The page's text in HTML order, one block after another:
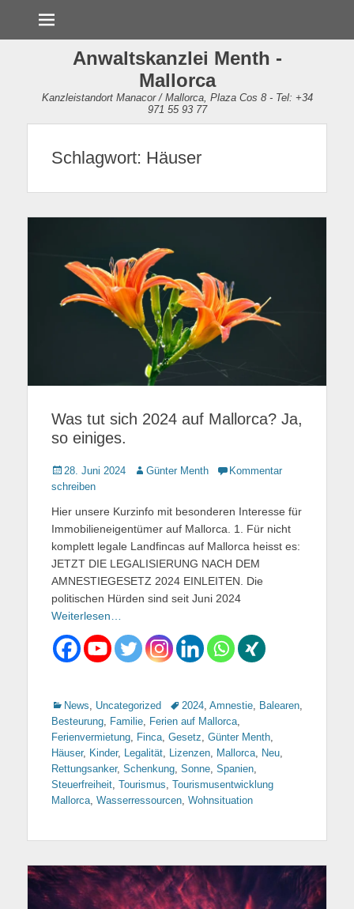
Anwaltskanzlei Menth -
Mallorca
Kanzleistandort Manacor / Mallorca, Plaza Cos 8 - Tel: +34
971 55 93 77
Schlagwort: Häuser
Was tut sich 2024 auf Mallorca? Ja,
so einiges.
Gepostet
am
28. Juni 2024 AutorGünter Menth
Kommentar
schreiben
Hier unsere Kurzinfo mit besonderen Interesse für
Immobilieneigentümer auf Mallorca. 1. Für nicht
komplett legale Landfincas auf Mallorca heisst es:
JETZT DIE LEGALISIERUNG NACH DEM
AMNESTIEGESETZ 2024 EINLEITEN. Die
politischen Hürden sind seit Juni 2024
Weiterlesen…
Kategorien
News Uncategorized Tags2024 Amnestie Balearen
Besteurung
Familie Ferien auf Mallorca
Ferienvermietung
Finca Gesetz Günter Menth
Häuser, Kinder, Legalität Lizenzen Mallorca Neu
Rettungsanker, Schenkung Sonne Spanien
Steuerfreiheit Tourismus Tourismusentwicklung
Mallorca Wasserressourcen Wohnsituation